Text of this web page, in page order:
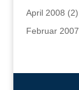
April 2008 (2)
Februar 2007